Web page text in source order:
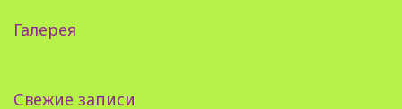
Галерея
Свежие записи